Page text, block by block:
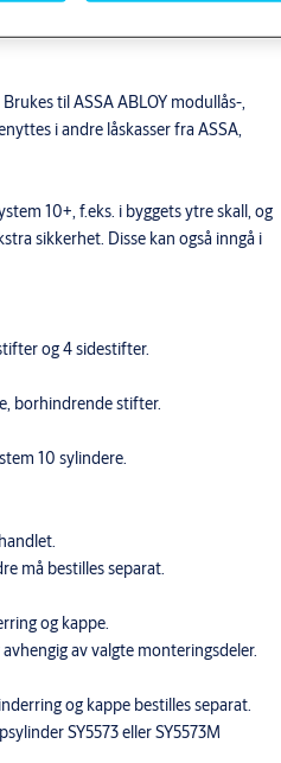
til ASSA ABLOY modullås-,
i andre låskasser fra ASSA,
10+, f.eks. i byggets ytre skall, og
sikkerhet. Disse kan også inngå i
og 4 sidestifter.
borhindrende stifter.
10 sylindere.
må bestilles separat.
og kappe.
av valgte monteringsdeler.
og kappe bestilles separat.
SY5573 eller SY5573M